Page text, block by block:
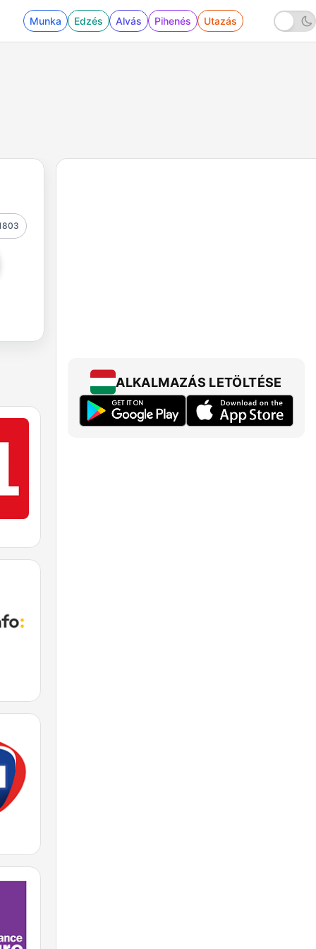
Munka Edzés Alvás Pihenés Utazás
ALKALMAZÁS LETÖLTÉSE